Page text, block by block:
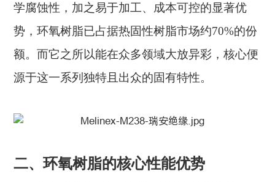
学腐蚀性，加之易于加工、成本可控的显著优
势，环氧树脂已占据热固性树脂市场约70%的份
额。而它之所以能在众多领域大放异彩，核心便
源于这一系列独特且出众的固有特性。
二、环氧树脂的核心性能优势